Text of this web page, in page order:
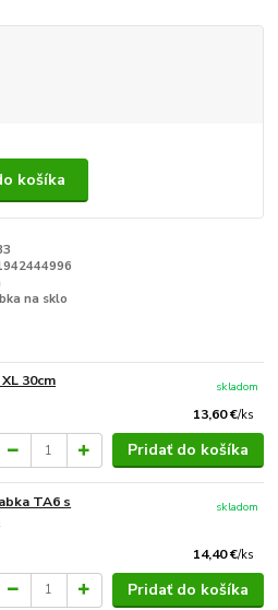
košíka
na sklo
30cm
13,60 €/ks
skladom
Pridať do košíka
TA6 s
14,40 €/ks
skladom
Pridať do košíka